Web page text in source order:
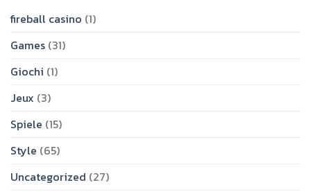
fireball casino (1)
Games (31)
Giochi (1)
Jeux (3)
Spiele (15)
Style (65)
Uncategorized (27)